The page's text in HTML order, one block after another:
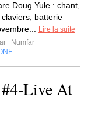
Doug Yule : chant,
batterie
Lire la suite
Numfar
Live At